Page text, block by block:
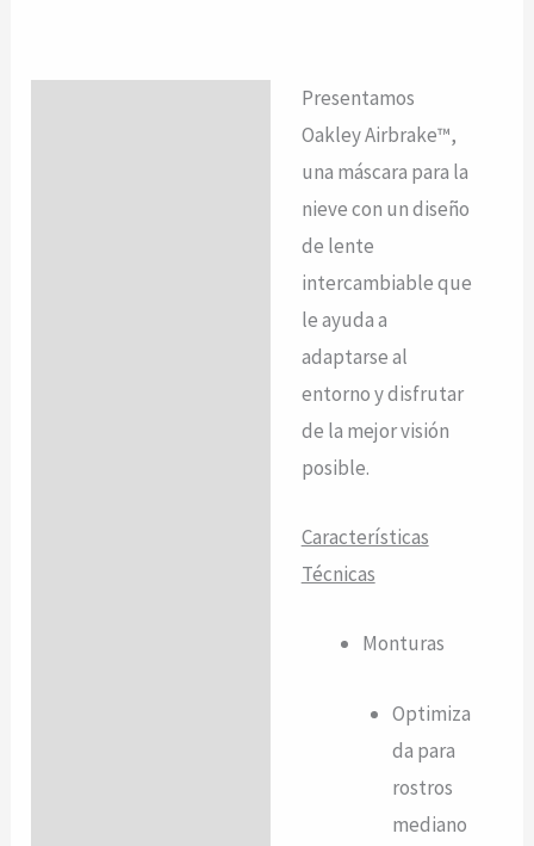
Presentamos
Oakley Airbrake™,
una máscara para la
nieve con un diseño
de lente
intercambiable que
le ayuda a
adaptarse al
entorno y disfrutar
de la mejor visión
posible.
Características
Técnicas
Monturas
Optimiza
da para
rostros
mediano